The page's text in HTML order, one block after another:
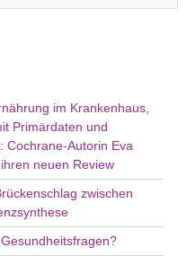
im Krankenhaus,
Primärdaten und
Cochrane-Autorin Eva
neuen Review
zwischen